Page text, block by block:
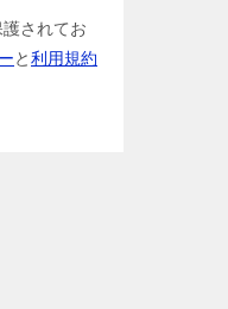
されてお
と利用規約